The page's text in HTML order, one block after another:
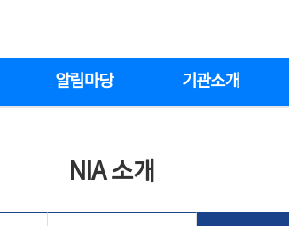
알림마당 기관소개
NIA 소개